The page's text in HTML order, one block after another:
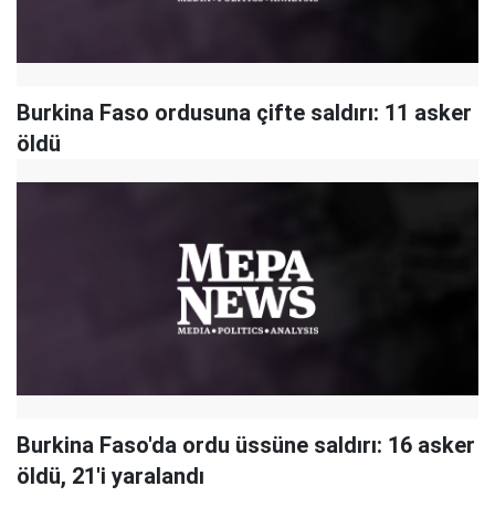
Burkina Faso ordusuna çifte saldırı: 11 asker
öldü
Burkina Faso'da ordu üssüne saldırı: 16 asker
öldü, 21'i yaralandı